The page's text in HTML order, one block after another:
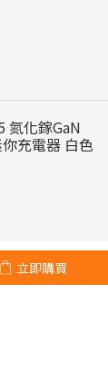
氮化鎵GaN
充電器 白色
立即購買